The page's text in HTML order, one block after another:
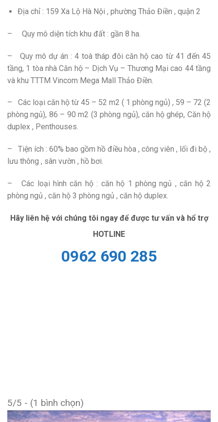
Địa chỉ : 159 Xa Lộ Hà Nội , phường Thảo Điền , quận 2
– Quy mô diện tích khu đất : gần 8 ha.
– Quy mô dự án : 4 toà tháp đôi căn hộ cao từ 41 đến 45
tầng, 1 tòa nhà Căn hộ – Dịch Vụ – Thương Mại cao 44 tầng
và khu TTTM Vincom Mega Mall Thảo Điền.
– Các loại căn hộ từ 45 – 52 m2 ( 1 phòng ngủ) , 59 – 72 (2
phòng ngủ), 86 – 90 m2 (3 phòng ngủ), căn hộ ghép, Căn hộ
duplex , Penthouses.
– Tiện ích : 60% bao gồm hồ điều hòa , công viên , lối đi bộ ,
lưu thông , sân vườn , hồ bơi.
– Các loại hình căn hộ : căn hộ 1 phòng ngủ , căn hộ 2
phòng ngủ , căn hộ 3 phòng ngủ , căn hộ duplex.
Hãy liên hệ với chúng tôi ngay để được tư vấn và hổ trợ
HOTLINE
0962 690 285
5/5 - (1 bình chọn)